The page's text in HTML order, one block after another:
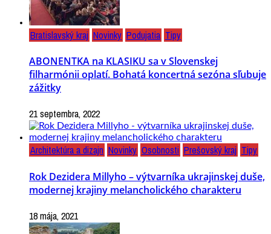
Bratislavský kraj Novinky Podujatia Tipy
ABONENTKA na KLASIKU sa v Slovenskej
filharmónii oplatí. Bohatá koncertná sezóna sľubuje
zážitky
21 septembra, 2022
Architektúra a dizajn Novinky Osobnosti Prešovský kraj Tipy
Rok Dezidera Millyho – výtvarníka ukrajinskej duše,
modernej krajiny melancholického charakteru
18 mája, 2021